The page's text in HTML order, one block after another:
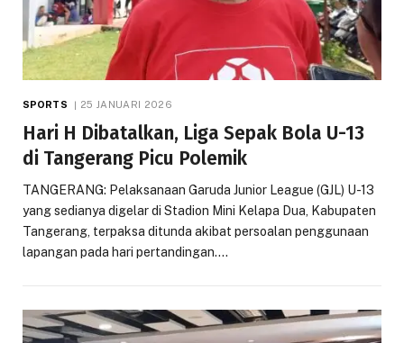
SPORTS 25 JANUARI 2026
Hari H Dibatalkan, Liga Sepak Bola U-13
di Tangerang Picu Polemik
TANGERANG: Pelaksanaan Garuda Junior League (GJL) U-13
yang sedianya digelar di Stadion Mini Kelapa Dua, Kabupaten
Tangerang, terpaksa ditunda akibat persoalan penggunaan
lapangan pada hari pertandingan.…